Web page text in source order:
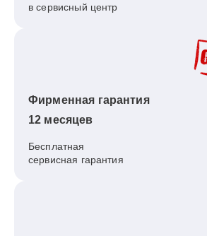
в сервисный центр
Фирменная гарантия
12 месяцев
Бесплатная
сервисная гарантия